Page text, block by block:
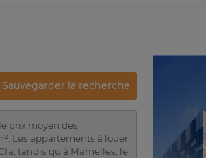
Sauvegarder la recherche
prix moyen des
Les appartements à louer
tandis qu'à Mamelles, le